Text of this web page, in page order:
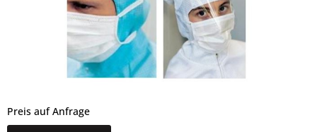
Preis auf Anfrage